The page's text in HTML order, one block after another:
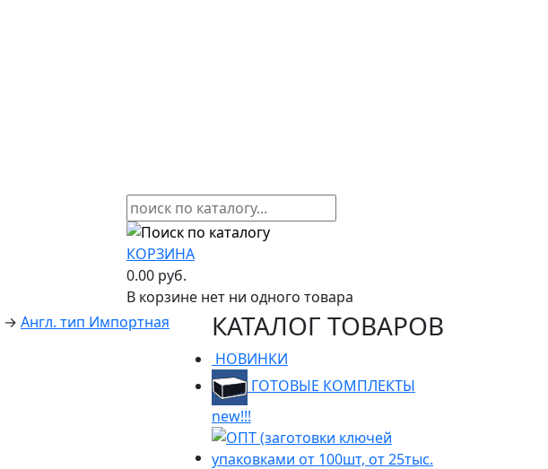
КОРЗИНА
0.00 руб.
В корзине нет ни одного товара
→ Англ. тип Импортная
КАТАЛОГ ТОВАРОВ
НОВИНКИ
ГОТОВЫЕ КОМПЛЕКТЫ
new!!!